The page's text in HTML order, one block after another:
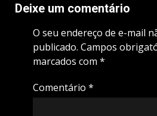
Deixe um comentário
O seu endereço de e-mail
publicado. Campos
marcados com *
Comentário *